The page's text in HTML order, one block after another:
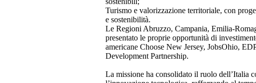
Turismo e valorizzazione territoriale, con
e sostenibilità.
Le Regioni Abruzzo, Campania, Emilia-
presentato le proprie opportunità di
americane Choose New Jersey, JobsOhio,
Development Partnership.
La missione ha consolidato il ruolo dell’Italia